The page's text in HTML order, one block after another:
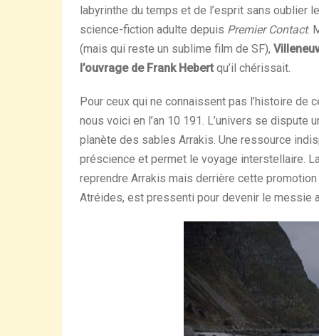
labyrinthe du temps et de l’esprit sans oublier
science-fiction adulte depuis Premier Contact.
(mais qui reste un sublime film de SF),
l’ouvrage de Frank Hebert qu’il chérissait.
Pour ceux qui ne connaissent pas l’histoire de
nous voici en l’an 10 191. L’univers se dispute
planète des sables Arrakis. Une ressource
préscience et permet le voyage interstellaire.
reprendre Arrakis mais derrière cette
Atréides, est pressenti pour devenir le messie